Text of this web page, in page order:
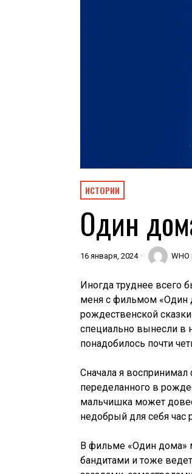
ИСТОРИИ
Один
16 января, 2024 WHO
Иногда труднее всего
меня с фильмом «Один
рождественской
специально вынесли в
понадобилось почти
Сначала я
переделанного в
мальчишка может
недобрый для себя час
В фильме «Один дома»
бандитами и тоже